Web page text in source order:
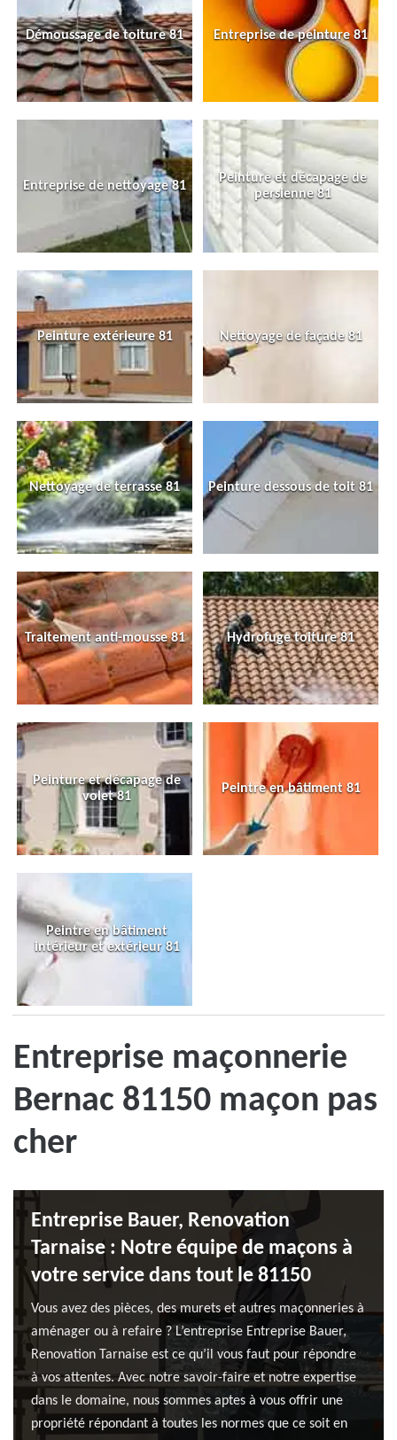
Démoussage de toiture 81 Entreprise de peinture 81
Entreprise de nettoyage 81
Peinture et décapage de
persienne 81
Peinture extérieure 81 Nettoyage de façade 81
Nettoyage de terrasse 81 Peinture dessous de toit 81
Traitement anti-mousse 81 Hydrofuge toiture 81
Peinture et décapage de
volet 81
Peintre en bâtiment 81
Peintre en bâtiment
intérieur et extérieur 81
Entreprise maçonnerie
Bernac 81150 maçon pas
cher
Entreprise Bauer, Renovation
Tarnaise : Notre équipe de maçons à
votre service dans tout le 81150
Vous avez des pièces, des murets et autres maçonneries à
aménager ou à refaire ? L’entreprise Entreprise Bauer,
Renovation Tarnaise est ce qu’il vous faut pour répondre
à vos attentes. Avec notre savoir-faire et notre expertise
dans le domaine, nous sommes aptes à vous offrir une
propriété répondant à toutes les normes que ce soit en